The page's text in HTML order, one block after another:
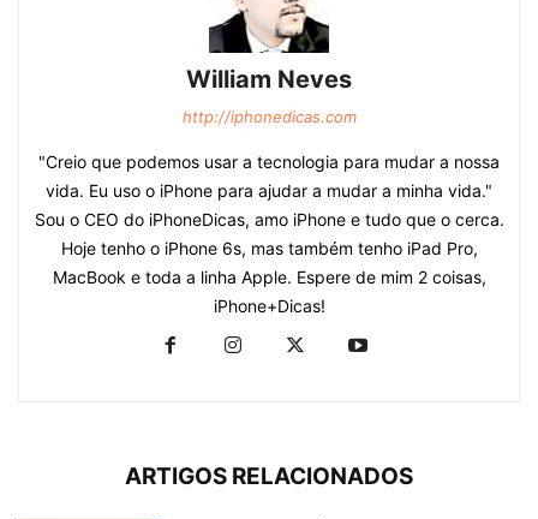
William Neves
http://iphonedicas.com
"Creio que podemos usar a tecnologia para mudar a nossa
vida. Eu uso o iPhone para ajudar a mudar a minha vida."
Sou o CEO do iPhoneDicas, amo iPhone e tudo que o cerca.
Hoje tenho o iPhone 6s, mas também tenho iPad Pro,
MacBook e toda a linha Apple. Espere de mim 2 coisas,
iPhone+Dicas!
ARTIGOS RELACIONADOS